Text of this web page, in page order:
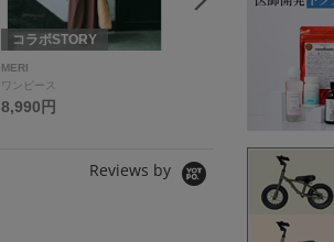
コラボSTORY
MERI
ワンピース
8,990円
Reviews by